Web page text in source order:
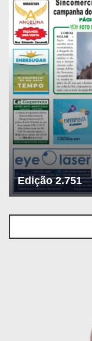
Edição 2.751